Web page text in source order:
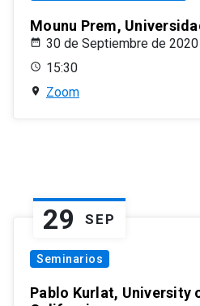
Mounu Prem,
30 de Septiembre de 2020
15:30
Zoom
29 SEP
Seminarios
Pablo Kurlat, University